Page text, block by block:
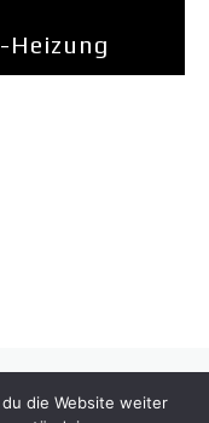
Heizung
range of usability.
die Website weiter